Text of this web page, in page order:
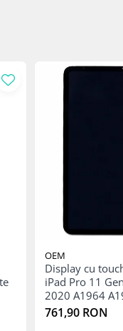
OEM
Display cu
iPad Pro 11
2020 A1964
A2013 A2068
A2331
761,90 RON